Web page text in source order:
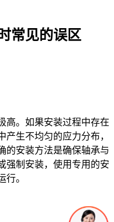
见的误区
。如果安装过程中存在
生不均匀的应力分布，
的安装方法是确保轴承与
强制安装，使用专用的安
行。